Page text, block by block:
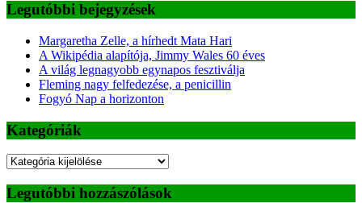
Legutóbbi bejegyzések
Margaretha Zelle, a hírhedt Mata Hari
A Wikipédia alapítója, Jimmy Wales 60 éves
A világ legnagyobb egynapos fesztiválja
Fleming nagy felfedezése, a penicillin
Fogyó Nap a horizonton
Kategóriák
Kategóriák
Legutóbbi hozzászólások